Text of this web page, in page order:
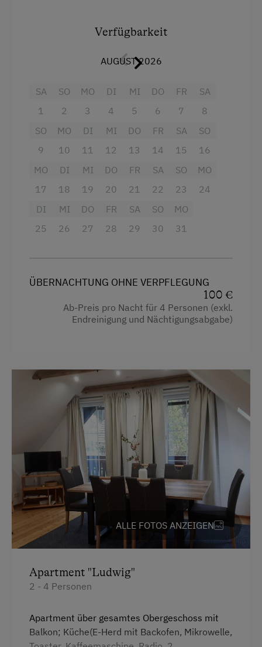
Einstellmöglichkeit für Gastpferde
Fahrradverleih
Skifahren
Skilehrer
Skilift
Tennisplatz
Tischtennis
Wintersport
Zusätzliche Ausstattungsmerkmale
Radfahren
Badeurlaub
Am Schwimmteich
Bäuerliches Handwerk
Pirschgang
Mithilfe am Hof
Aktivurlaub Winter
Skifahren
An der Skipiste
Sanfter Winter
Langlaufen
Direkt an der Loipe
Schneeschuhwandern
4 Plattenherd
Garten
Handtücher
Kinderbett
Mikrowelle
Heizung
Gitterbett
Toaster
Kaffeemaschine
Verfügbarkeit
AUGUST 2026
SA
1
SO
2
MO
3
DI
4
MI
5
DO
6
FR
7
SA
8
SO
9
MO
10
DI
11
MI
12
DO
13
FR
14
SA
15
SO
16
MO
17
DI
18
MI
19
DO
20
FR
21
SA
22
SO
23
MO
24
DI
25
MI
26
DO
27
FR
28
SA
29
SO
30
MO
31
ÜBERNACHTUNG OHNE VERPFLEGUNG
100 €
Ab-Preis pro Nacht für 4 Personen (exkl.
Endreinigung und Nächtigungsabgabe)
ALLE FOTOS ANZEIGEN
Apartment "Ludwig"
2 - 4 Personen
Apartment über gesamtes Obergeschoss mit
Balkon; Küche(E-Herd mit Backofen, Mikrowelle,